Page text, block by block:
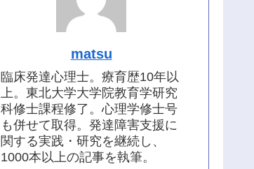
matsu
臨床発達心理士。療育歴10年以
上。東北大学大学院教育学研究
科修士課程修了。心理学修士号
も併せて取得。発達障害支援に
関する実践・研究を継続し、
1000本以上の記事を執筆。